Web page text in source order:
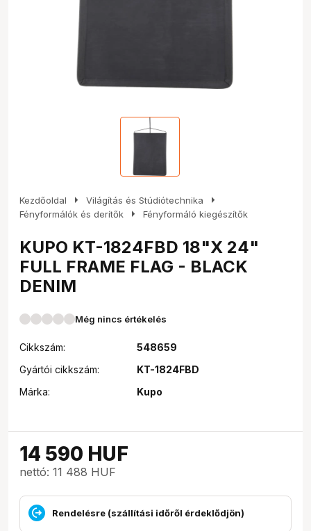
Kezdőoldal arrow_right Világítás és Stúdiótechnika arrow_right
Fényformálók és derítők arrow_right Fényformáló kiegészítők
KUPO KT-1824FBD 18"X 24"
FULL FRAME FLAG - BLACK
DENIM
Még nincs értékelés
Cikkszám:
548659
Gyártói cikkszám:
KT-1824FBD
Márka:
Kupo
14 590 HUF
nettó: 11 488 HUF
Rendelésre (szállítási időről érdeklődjön)